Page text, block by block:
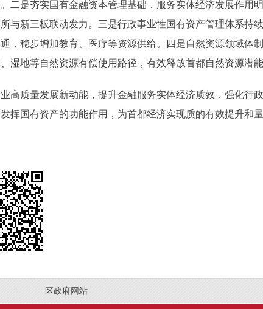
二是夯实国有金融资本管理基础，服务实体经济发展作用
与新三板联动发力。三是行政事业性国有资产管理体系持
，稳步增加教育、医疗等资源供给。四是自然资源领域体
地等自然资源有偿使用路径，有效释放首都自然资源潜能
高质量发展新动能，提升金融服务实体经济质效，强化行
挥国有资产的功能作用，为首都经济实现质的有效提升和
区政府网站